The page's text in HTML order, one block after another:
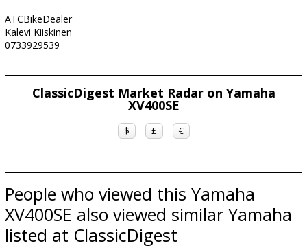
ATCBikeDealer
Kalevi Kiiskinen
0733929539
ClassicDigest Market Radar on Yamaha
XV400SE
$ £ €
People who viewed this Yamaha
XV400SE also viewed similar Yamaha
listed at ClassicDigest